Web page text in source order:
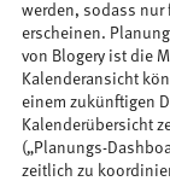
werden, sodass nur
erscheinen.
von Blogery ist die
Kalenderansicht
einem zukünftigen
Kalenderübersicht
(„Planungs-
zeitlich zu